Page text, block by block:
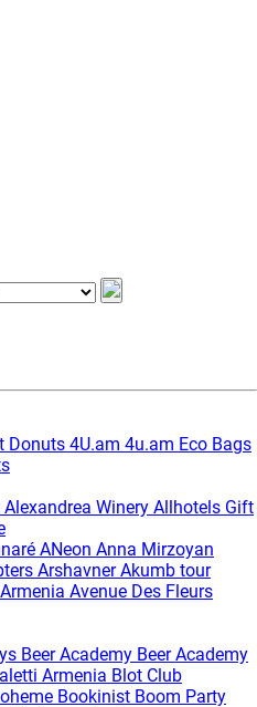
Donuts 4U.am 4u.am Eco Bags
Alexandrea Winery Allhotels Gift
ANeon Anna Mirzoyan
Arshavner Akumb tour
Avenue Des Fleurs
Beer Academy Beer Academy
Armenia Blot Club
Bookinist Boom Party